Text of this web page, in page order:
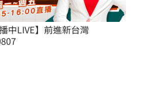
播中LIVE】前進新台灣